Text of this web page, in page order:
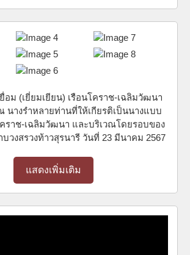
อม (เยี่ยมเยียน) เรือนโคราช-เฉลิมวัฒนา
นางรำหลายท่านที่ให้เกียรติเป็นนางแบบ
ราช-เฉลิมวัฒนา และบริเวณโดยรอบของ
บวงสรวงท้าวสุรนารี วันที่ 23 มีนาคม 2567
แสดงเพิ่มเติม